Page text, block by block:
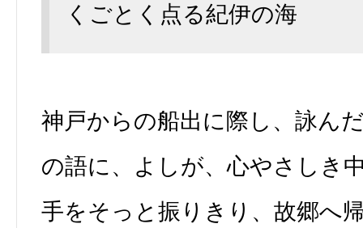
くごとく点る紀伊の海
神戸からの船出に際し、詠ん
の語に、よしが、心やさしき
手をそっと振りきり、故郷へ